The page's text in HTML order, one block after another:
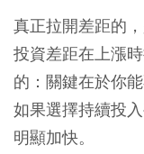
真正拉開差距的
投資差距在上漲
的：關鍵在於你
如果選擇持續投
明顯加快。